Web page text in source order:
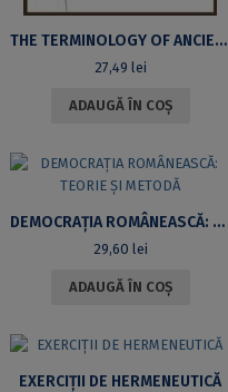
THE TERMINOLOGY OF ANCIENT GREEK COSMOGONIES
27,49 lei
ADAUGĂ ÎN COȘ
DEMOCRAȚIA ROMÂNEASCĂ: TEORIE ȘI METODĂ
29,60 lei
ADAUGĂ ÎN COȘ
EXERCIȚII DE HERMENEUTICĂ